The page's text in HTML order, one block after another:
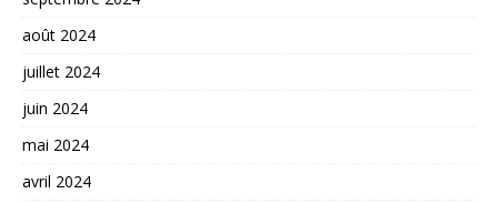
août 2024
juillet 2024
juin 2024
mai 2024
avril 2024